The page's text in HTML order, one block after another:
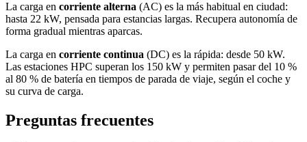
La carga en corriente alterna (AC) es la más habitual en ciudad:
hasta 22 kW, pensada para estancias largas. Recupera autonomía de
forma gradual mientras aparcas.
La carga en corriente continua (DC) es la rápida: desde 50 kW.
Las estaciones HPC superan los 150 kW y permiten pasar del 10 %
al 80 % de batería en tiempos de parada de viaje, según el coche y
su curva de carga.
Preguntas frecuentes